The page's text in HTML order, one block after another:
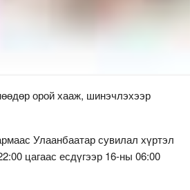
орой хааж, шинэчлэхээр
Улаанбаатар сувилал хүртэл
цагаас есдүгээр 16-ны 06:00